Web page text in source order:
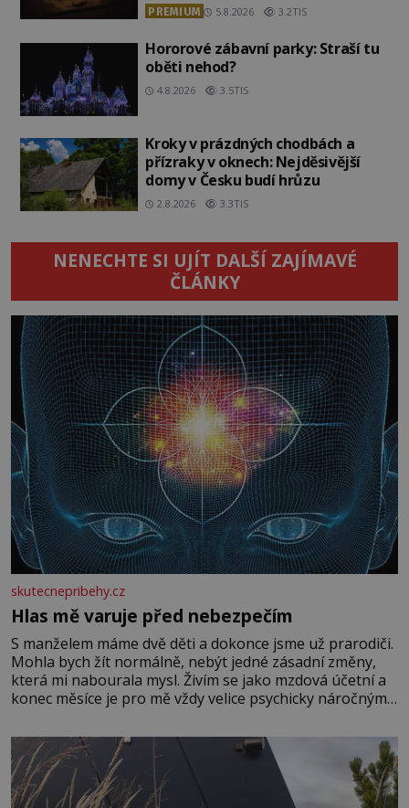
PREMIUM 5.8.2026 3.2TIS
Hororové zábavní parky: Straší tu
oběti nehod?
4.8.2026 3.5TIS
Kroky v prázdných chodbách a
přízraky v oknech: Nejděsivější
domy v Česku budí hrůzu
2.8.2026 3.3TIS
NENECHTE SI UJÍT DALŠÍ ZAJÍMAVÉ
ČLÁNKY
skutecnepribehy.cz
Hlas mě varuje před nebezpečím
S manželem máme dvě děti a dokonce jsme už prarodiči.
Mohla bych žít normálně, nebýt jedné zásadní změny,
která mi nabourala mysl. Živím se jako mzdová účetní a
konec měsíce je pro mě vždy velice psychicky náročným
dál častěji volá o pomoc, co se hlídání týče. Dalo by se